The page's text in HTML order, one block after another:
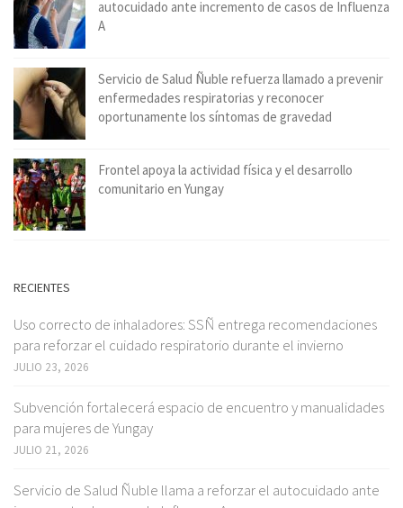
autocuidado ante incremento de casos de Influenza
A
Servicio de Salud Ñuble refuerza llamado a prevenir
enfermedades respiratorias y reconocer
oportunamente los síntomas de gravedad
Frontel apoya la actividad física y el desarrollo
comunitario en Yungay
RECIENTES
Uso correcto de inhaladores: SSÑ entrega recomendaciones
para reforzar el cuidado respiratorio durante el invierno
JULIO 23, 2026
Subvención fortalecerá espacio de encuentro y manualidades
para mujeres de Yungay
JULIO 21, 2026
Servicio de Salud Ñuble llama a reforzar el autocuidado ante